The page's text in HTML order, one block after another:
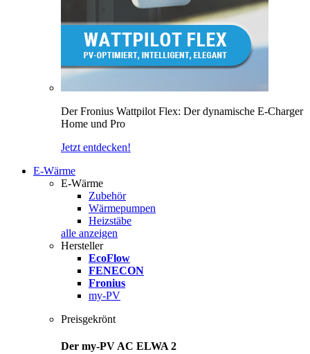
Der Fronius Wattpilot Flex: Der dynamische E-Charger
Home und Pro
Jetzt entdecken!
E-Wärme
E-Wärme
Zubehör
Wärmepumpen
Heizstäbe
alle anzeigen
Hersteller
EcoFlow
FENECON
Fronius
my-PV
Preisgekrönt
Der my-PV AC ELWA 2